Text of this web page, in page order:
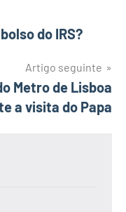
do IRS?
Artigo seguinte
Metro de Lisboa
a visita do Papa